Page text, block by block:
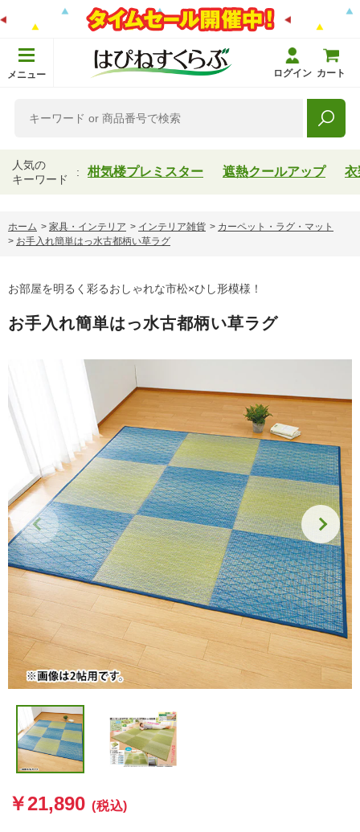
メニュー ログイン カート
人気の
キーワード
柑気楼プレミスター 遮熱クールアップ 衣
ホーム > 家具・インテリア > インテリア雑貨 > カーペット・ラグ・マット
> お手入れ簡単はっ水古都柄い草ラグ
お部屋を明るく彩るおしゃれな市松×ひし形模様！
お手入れ簡単はっ水古都柄い草ラグ
￥21,890 (税込)